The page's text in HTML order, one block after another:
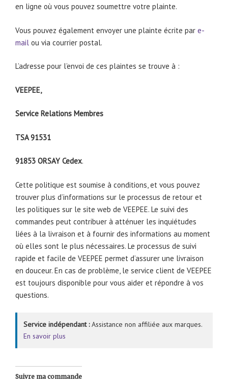
en ligne où vous pouvez soumettre votre plainte.
Vous pouvez également envoyer une plainte écrite par e-
mail ou via courrier postal.
L’adresse pour l’envoi de ces plaintes se trouve à :
VEEPEE,
Service Relations Membres
TSA 91531
91853 ORSAY Cedex.
Cette politique est soumise à conditions, et vous pouvez
trouver plus d’informations sur le processus de retour et
les politiques sur le site web de VEEPEE. Le suivi des
commandes peut contribuer à atténuer les inquiétudes
liées à la livraison et à fournir des informations au moment
où elles sont le plus nécessaires. Le processus de suivi
rapide et facile de VEEPEE permet d’assurer une livraison
en douceur. En cas de problème, le service client de VEEPEE
est toujours disponible pour vous aider et répondre à vos
questions.
Service indépendant :Assistance non affiliée aux marques.
En savoir plus
Suivre ma commande